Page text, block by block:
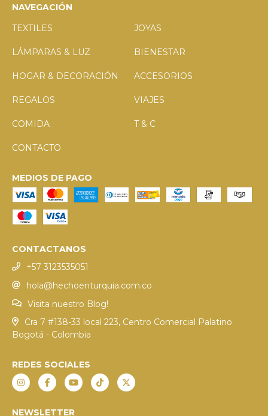
NAVEGACIÓN
TEXTILES
JOYAS
LÁMPARAS & LUZ BIENESTAR
HOGAR & DECORACIÓN ACCESORIOS
REGALOS VIAJES
COMIDA T & C
CONTACTO
MEDIOS DE PAGO
CONTACTANOS
+57 3123535051
hola@hechoenturquia.com.co
Visita nuestro Blog!
Cra 7 #138-33 local 223, Centro Comercial Palatino
Bogotá - Colombia
REDES SOCIALES
NEWSLETTER